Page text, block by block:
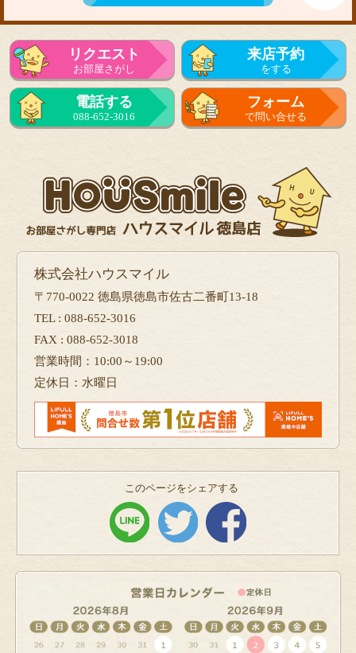
リクエスト
お部屋さがし
来店予約
をする
電話する
088-652-3016
フォーム
で問い合せる
株式会社ハウスマイル
〒770-0022 徳島県徳島市佐古二番町13-18
TEL : 088-652-3016
FAX : 088-652-3018
営業時間：10:00～19:00
定休日：水曜日
このページをシェアする